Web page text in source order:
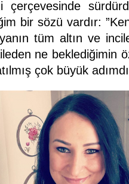
çerçevesinde
bir sözü vardır:
tüm altın ve
ne beklediğimin
çok büyük